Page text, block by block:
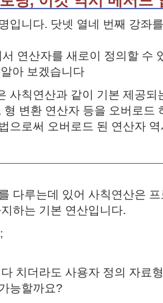
입니다. 닷넷 열네 번째 강좌
서 연산자를 새로이 정의할 수
아 보겠습니다
사칙연산과 같이 기본 제공되
형 변환 연산자 등을 오버로드
으로써 오버로드 된 연산자
다루는데 있어 사칙연산은
하는 기본 연산입니다.
치더라도 사용자 정의 자료
능할까요?